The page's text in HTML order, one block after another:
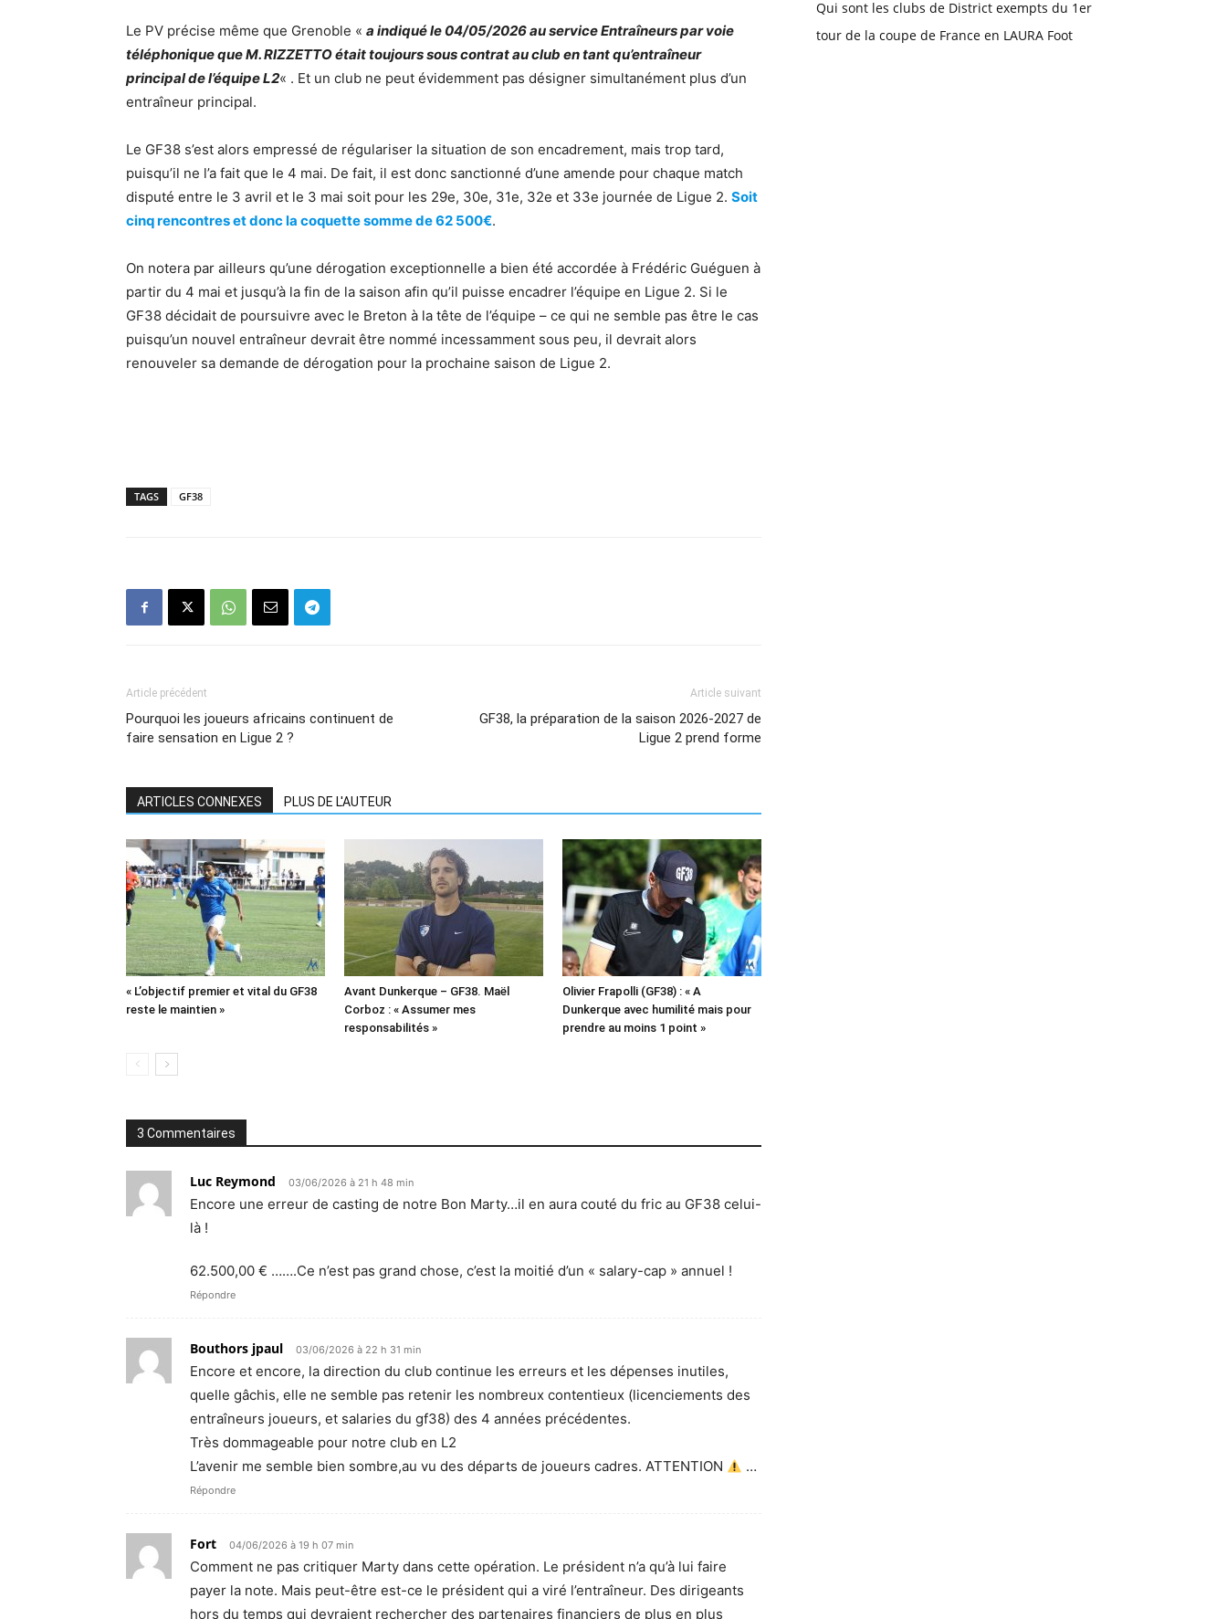
Le PV précise même que Grenoble « a indiqué le 04/05/2026 au service Entraîneurs par voie
téléphonique que M. RIZZETTO était toujours sous contrat au club en tant qu’entraîneur
principal de l’équipe L2« . Et un club ne peut évidemment pas désigner simultanément plus d’un
entraîneur principal.
Le GF38 s’est alors empressé de régulariser la situation de son encadrement, mais trop tard,
puisqu’il ne l’a fait que le 4 mai. De fait, il est donc sanctionné d’une amende pour chaque match
disputé entre le 3 avril et le 3 mai soit pour les 29e, 30e, 31e, 32e et 33e journée de Ligue 2. Soit
cinq rencontres et donc la coquette somme de 62 500€.
On notera par ailleurs qu’une dérogation exceptionnelle a bien été accordée à Frédéric Guéguen à
partir du 4 mai et jusqu’à la fin de la saison afin qu’il puisse encadrer l’équipe en Ligue 2. Si le
GF38 décidait de poursuivre avec le Breton à la tête de l’équipe – ce qui ne semble pas être le cas
puisqu’un nouvel entraîneur devrait être nommé incessamment sous peu, il devrait alors
renouveler sa demande de dérogation pour la prochaine saison de Ligue 2.
TAGS GF38
Article précédent
Pourquoi les joueurs africains continuent de
faire sensation en Ligue 2 ?
Article suivant
GF38, la préparation de la saison 2026-2027 de
Ligue 2 prend forme
ARTICLES CONNEXES PLUS DE L'AUTEUR
« L’objectif premier et vital du GF38
reste le maintien »
Avant Dunkerque – GF38. Maël
Corboz : « Assumer mes
responsabilités »
Olivier Frapolli (GF38) : « A
Dunkerque avec humilité mais pour
prendre au moins 1 point »
3 Commentaires
Luc Reymond 03/06/2026 à 21 h 48 min
Encore une erreur de casting de notre Bon Marty…il en aura couté du fric au GF38 celui-
là !
62.500,00 € …….Ce n’est pas grand chose, c’est la moitié d’un « salary-cap » annuel !
Répondre
Bouthors jpaul 03/06/2026 à 22 h 31 min
Encore et encore, la direction du club continue les erreurs et les dépenses inutiles,
quelle gâchis, elle ne semble pas retenir les nombreux contentieux (licenciements des
entraîneurs joueurs, et salaries du gf38) des 4 années précédentes.
Très dommageable pour notre club en L2
L’avenir me semble bien sombre,au vu des départs de joueurs cadres. ATTENTION
…
Répondre
Fort 04/06/2026 à 19 h 07 min
Comment ne pas critiquer Marty dans cette opération. Le président n’a qu’à lui faire
payer la note. Mais peut-être est-ce le président qui a viré l’entraîneur. Des dirigeants
hors du temps qui devraient rechercher des partenaires financiers de plus en plus
Qui sont les clubs de District exempts du 1er
tour de la coupe de France en LAURA Foot